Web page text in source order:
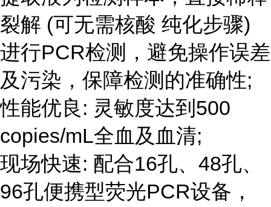
裂解 (可无需核酸 纯化步骤)
进行PCR检测，避免操作误差
及污染，保障检测的准确性;
性能优良: 灵敏度达到500
copies/mL全血及血清;
现场快速: 配合16孔、48孔、
96孔便携型荧光PCR设备，